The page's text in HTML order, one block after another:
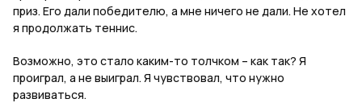
приз. Его дали победителю, а мне ничего не дали. Не хотел
я продолжать теннис.
Возможно, это стало каким-то толчком – как так? Я
проиграл, а не выиграл. Я чувствовал, что нужно
развиваться.